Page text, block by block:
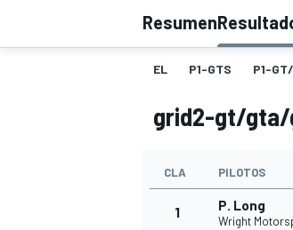
INDYCAR
Resumen
EL P1-GTS P1-
grid2-gt/
CLA PILOTOS
1 P. Long
Wright